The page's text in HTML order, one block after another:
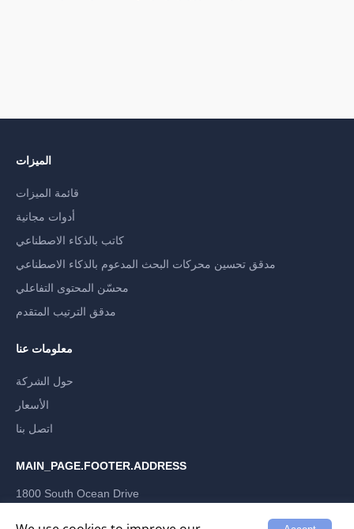
الميزات
قائمة الميزات
أدوات مجانية
كاتب بالذكاء الاصطناعي
مدقق تحسين محركات البحث المدعوم بالذكاء الاصطناعي
محسّن المحتوى التفاعلي
مدقق الترتيب المتقدم
معلومات عنا
حول الشركة
الأسعار
اتصل بنا
MAIN_PAGE.FOOTER.ADDRESS
1800 South Ocean Drive
LABRIKA INC